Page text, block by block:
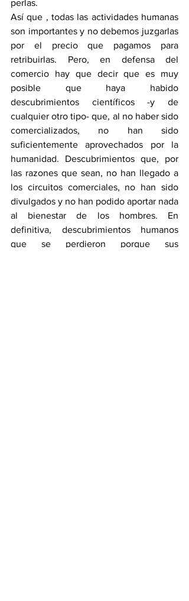
perlas.
Así que , todas las actividades humanas
son importantes y no debemos juzgarlas
por el precio que pagamos para
retribuirlas. Pero, en defensa del
comercio hay que decir que es muy
posible que haya habido
descubrimientos científicos -y de
cualquier otro tipo- que, al no haber sido
comercializados, no han sido
suficientemente aprovechados por la
humanidad. Descubrimientos que, por
las razones que sean, no han llegado a
los circuitos comerciales, no han sido
divulgados y no han podido aportar nada
al bienestar de los hombres. En
definitiva, descubrimientos humanos
que se perdieron porque sus